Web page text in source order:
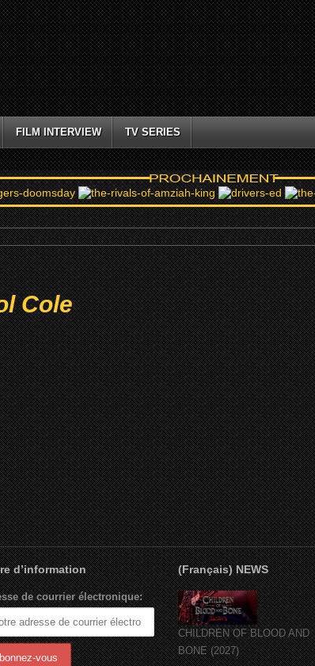
FILM INTERVIEW TV SERIES
Cole
d’information
de courrier électronique:
(Français) NEWS
CHILDREN OF BLOOD AND
BONE (2027)